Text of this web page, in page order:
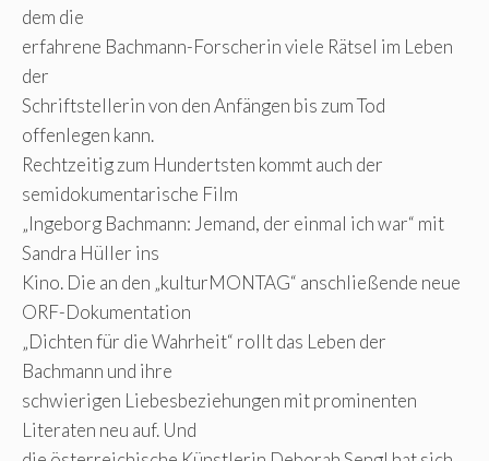
dem die
erfahrene Bachmann-Forscherin viele Rätsel im Leben
der
Schriftstellerin von den Anfängen bis zum Tod
offenlegen kann.
Rechtzeitig zum Hundertsten kommt auch der
semidokumentarische Film
„Ingeborg Bachmann: Jemand, der einmal ich war“ mit
Sandra Hüller ins
Kino. Die an den „kulturMONTAG“ anschließende neue
ORF-Dokumentation
„Dichten für die Wahrheit“ rollt das Leben der
Bachmann und ihre
schwierigen Liebesbeziehungen mit prominenten
Literaten neu auf. Und